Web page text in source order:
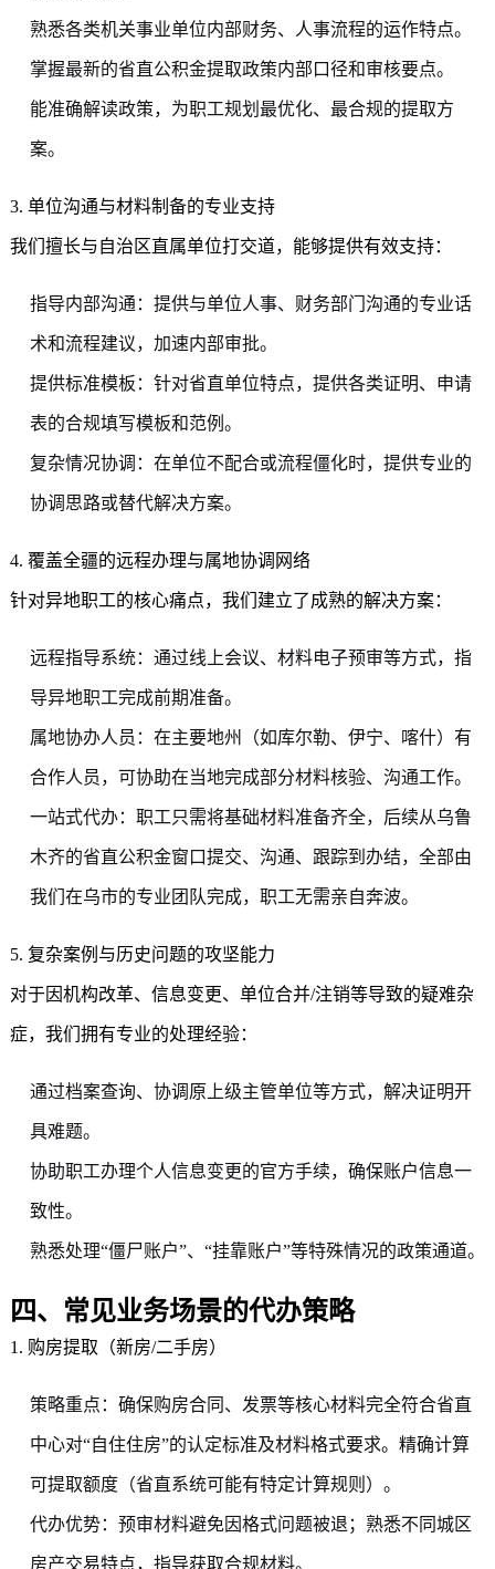
熟悉各类机关事业单位内部财务、人事流程的运作特点。
掌握最新的省直公积金提取政策内部口径和审核要点。
能准确解读政策，为职工规划最优化、最合规的提取方
案。
3. 单位沟通与材料制备的专业支持
我们擅长与自治区直属单位打交道，能够提供有效支持：
指导内部沟通：提供与单位人事、财务部门沟通的专业话
术和流程建议，加速内部审批。
提供标准模板：针对省直单位特点，提供各类证明、申请
表的合规填写模板和范例。
复杂情况协调：在单位不配合或流程僵化时，提供专业的
协调思路或替代解决方案。
4. 覆盖全疆的远程办理与属地协调网络
针对异地职工的核心痛点，我们建立了成熟的解决方案：
远程指导系统：通过线上会议、材料电子预审等方式，指
导异地职工完成前期准备。
属地协办人员：在主要地州（如库尔勒、伊宁、喀什）有
合作人员，可协助在当地完成部分材料核验、沟通工作。
一站式代办：职工只需将基础材料准备齐全，后续从乌鲁
木齐的省直公积金窗口提交、沟通、跟踪到办结，全部由
我们在乌市的专业团队完成，职工无需亲自奔波。
5. 复杂案例与历史问题的攻坚能力
对于因机构改革、信息变更、单位合并/注销等导致的疑难杂
症，我们拥有专业的处理经验：
通过档案查询、协调原上级主管单位等方式，解决证明开
具难题。
协助职工办理个人信息变更的官方手续，确保账户信息一
致性。
熟悉处理“僵尸账户”、“挂靠账户”等特殊情况的政策通道。
四、常见业务场景的代办策略
1. 购房提取（新房/二手房）
策略重点：确保购房合同、发票等核心材料完全符合省直
中心对“自住住房”的认定标准及材料格式要求。精确计算
可提取额度（省直系统可能有特定计算规则）。
代办优势：预审材料避免因格式问题被退；熟悉不同城区
房产交易特点，指导获取合规材料。